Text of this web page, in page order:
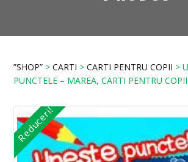
”SHOP” >CARTI >CARTI PENTRU COPII >
PUNCTELE – MAREA, CARTI PENTRU COPII
Reduceri!